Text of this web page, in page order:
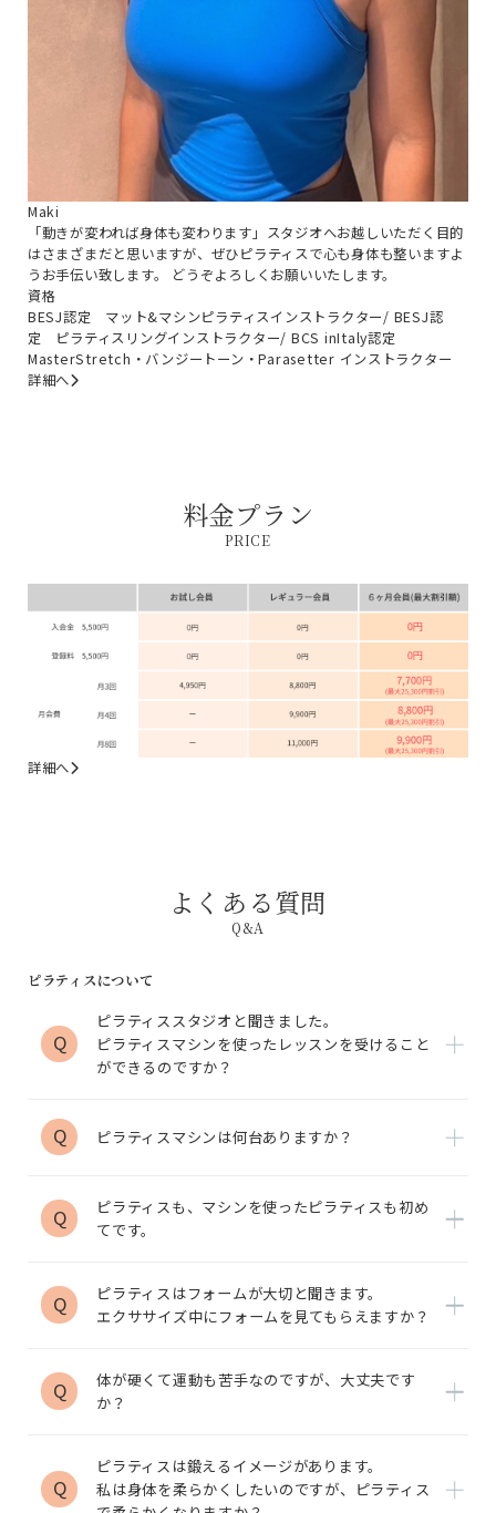
Maki
「動きが変われば身体も変わります」スタジオへお越しいただく目的
はさまざまだと思いますが、ぜひピラティスで心も身体も整いますよ
うお手伝い致します。 どうぞよろしくお願いいたします。
資格
BESJ認定 マット&マシンピラティスインストラクター/ BESJ認
定 ピラティスリングインストラクター/ BCS inItaly認定
MasterStretch・バンジートーン・Parasetter インストラクター
詳細へ
料金プラン
PRICE
詳細へ
よくある質問
Q&A
ピラティスについて
Q
ピラティススタジオと聞きました。
ピラティスマシンを使ったレッスンを受けること
ができるのですか？
Q ピラティスマシンは何台ありますか？
Q
ピラティスも、マシンを使ったピラティスも初め
てです。
Q
ピラティスはフォームが大切と聞きます。
エクササイズ中にフォームを見てもらえますか？
Q
体が硬くて運動も苦手なのですが、大丈夫です
か？
Q
ピラティスは鍛えるイメージがあります。
私は身体を柔らかくしたいのですが、ピラティス